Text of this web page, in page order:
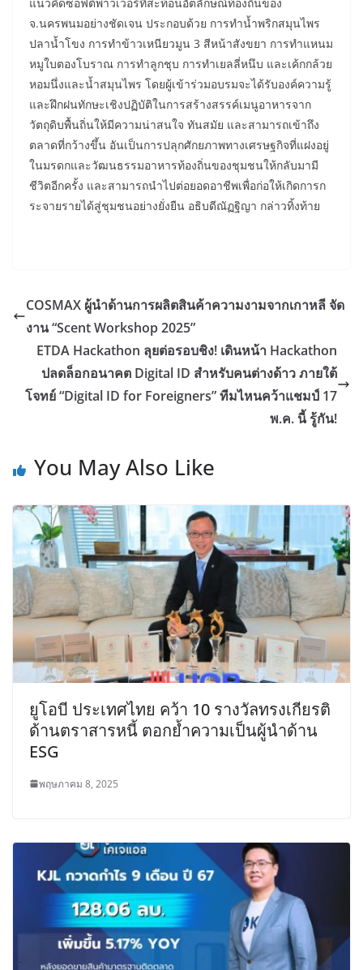
จ.นครพนมอย่างชัดเจน ประกอบด้วย การทำน้ำพริกสมุนไพร
ปลาน้ำโขง การทำข้าวเหนียวมูน 3 สีหน้าสังขยา การทำแหนม
หมูใบตองโบราณ การทำลูกชุบ การทำเยลลี่หนึบ และเค้กกล้วย
หอมนึ่งและน้ำสมุนไพร โดยผู้เข้าร่วมอบรมจะได้รับองค์ความรู้
และฝึกฝนทักษะเชิงปฏิบัติในการสร้างสรรค์เมนูอาหารจาก
วัตถุดิบพื้นถิ่นให้มีความน่าสนใจ ทันสมัย และสามารถเข้าถึง
ตลาดที่กว้างขึ้น อันเป็นการปลุกศักยภาพทางเศรษฐกิจที่แฝงอยู่
ในมรดกและวัฒนธรรมอาหารท้องถิ่นของชุมชนให้กลับมามี
ชีวิตอีกครั้ง และสามารถนำไปต่อยอดอาชีพเพื่อก่อให้เกิดการก
ระจายรายได้สู่ชุมชนอย่างยั่งยืน อธิบดีณัฏฐิญา กล่าวทิ้งท้าย
COSMAX ผู้นำด้านการผลิตสินค้าความงามจากเกาหลี จัด
งาน “Scent Workshop 2025”
ETDA Hackathon ลุยต่อรอบชิง! เดินหน้า Hackathon
ปลดล็อกอนาคต Digital ID สำหรับคนต่างด้าว ภายใต้
โจทย์ “Digital ID for Foreigners” ทีมไหนคว้าแชมป์ 17
พ.ค. นี้ รู้กัน!
You May Also Like
ยูโอบี ประเทศไทย คว้า 10 รางวัลทรงเกียรติ
ด้านตราสารหนี้ ตอกย้ำความเป็นผู้นำด้าน
ESG
พฤษภาคม 8, 2025